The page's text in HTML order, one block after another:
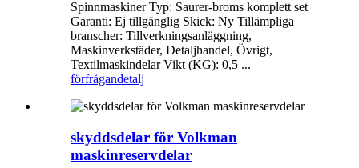
Spinnmaskiner Typ: Saurer-broms komplett set
Garanti: Ej tillgänglig Skick: Ny Tillämpliga
branscher: Tillverkningsanläggning,
Maskinverkstäder, Detaljhandel, Övrigt,
Textilmaskindelar Vikt (KG): 0,5 ...
förfrågandetalj
skyddsdelar för Volkman
maskinreservdelar